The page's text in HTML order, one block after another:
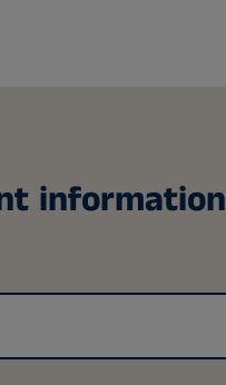
information